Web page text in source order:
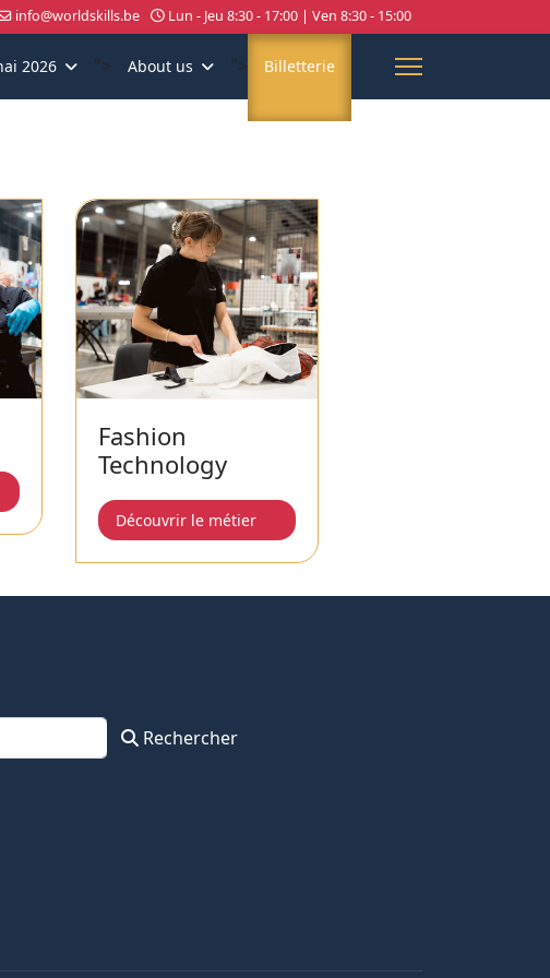
info@worldskills.be Lun - Jeu 8:30 - 17:00 | Ven 8:30 - 15:00
2026 "> About us "> Billetterie
Fashion
Technology
Découvrir le métier
Rechercher